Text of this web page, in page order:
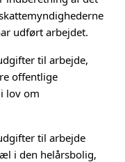
udført arbejdet.
til arbejde,
offentlige
lov om
til arbejde
i den helårsbolig,